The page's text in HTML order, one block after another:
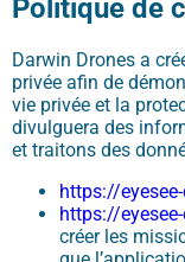
Politique de
Darwin Drones a
privée afin de
vie privée et la
divulguera des
et traitons des
https://
https://
créer les